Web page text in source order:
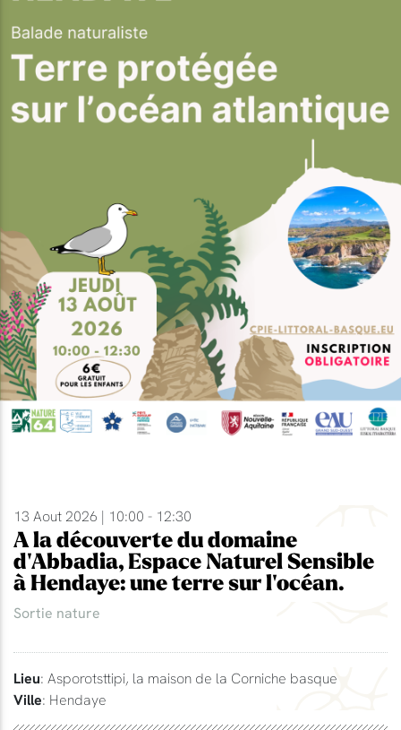
13 Aout 2026 | 10:00 - 12:30
A la découverte du domaine
d'Abbadia, Espace Naturel Sensible
à Hendaye: une terre sur l'océan.
Sortie nature
Lieu: Asporotsttipi, la maison de la Corniche basque
Ville: Hendaye